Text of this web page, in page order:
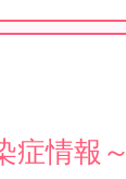
症情報～